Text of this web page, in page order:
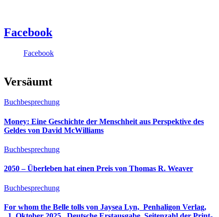
Facebook
Facebook
Versäumt
Buchbesprechung
Money: Eine Geschichte der Menschheit aus Perspektive des
Geldes von David McWilliams
Buchbesprechung
2050 – Überleben hat einen Preis von Thomas R. Weaver
Buchbesprechung
For whom the Belle tolls von Jaysea Lyn, ‎ Penhaligon Verlag,